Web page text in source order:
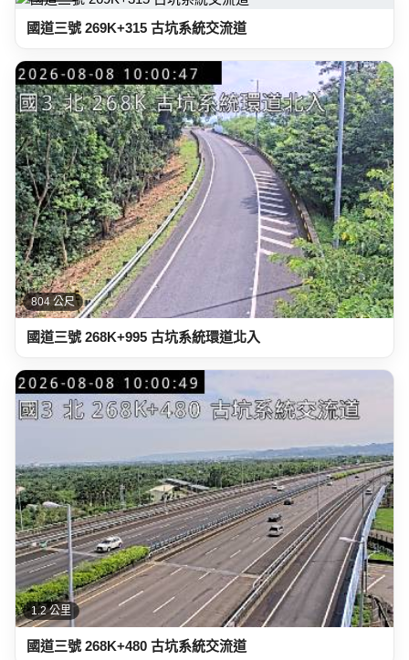
國道三號 269K+315 古坑系統交流道
804 公尺
國道三號 268K+995 古坑系統環道北入
1.2 公里
國道三號 268K+480 古坑系統交流道